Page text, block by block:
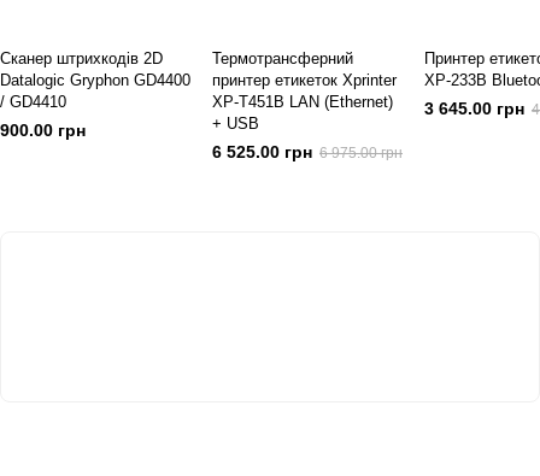
Сканер штрихкодів 2D
Datalogic Gryphon GD4400
/ GD4410
900.00 грн
Термотрансферний
принтер етикеток Xprinter
XP-T451B LAN (Ethernet)
+ USB
6 525.00 грн 6 975.00 грн
Принтер
XP-233B
3 645.00 грн